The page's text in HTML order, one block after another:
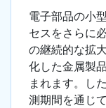
電子部品の小
セスをさらに
の継続的な拡
化した金属製
まれます。し
測期間を通じ